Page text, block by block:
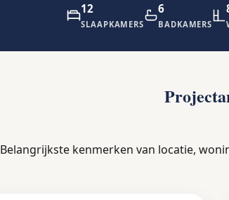
12
SLAAPKAMERS
6
BADKAMERS
Belangrijkste kenmerken van locatie,